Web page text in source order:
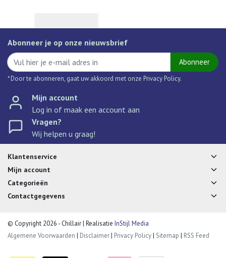
Abonneer je op onze nieuwsbrief
Abonneer
* Door te abonneren, gaat uw akkoord met onze Privacy Policy.
Mijn account
Log in of maak een account aan
Vragen?
Wij helpen u graag!
Klantenservice
Mijn account
Categorieën
Contactgegevens
© Copyright 2026 - Chillair | Realisatie InStijl Media
Algemene Voorwaarden | Disclaimer| Privacy Policy| Sitemap | RSS Feed